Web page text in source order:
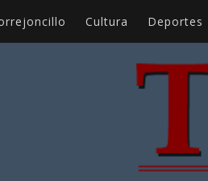
Cultura Deportes